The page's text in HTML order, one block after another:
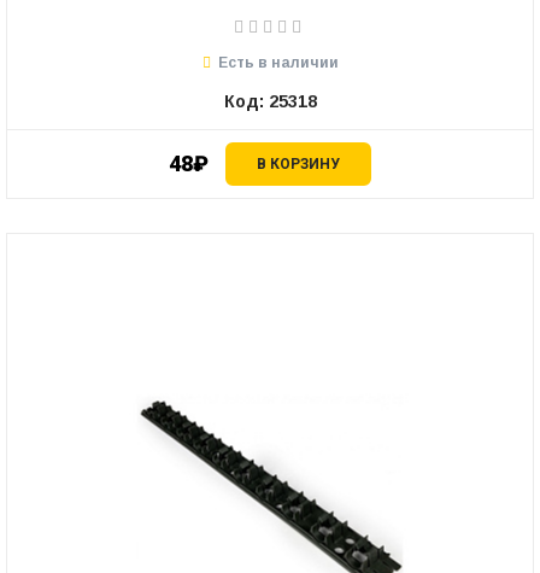
48₽ В КОРЗИНУ
Есть в наличии
Код: 25318